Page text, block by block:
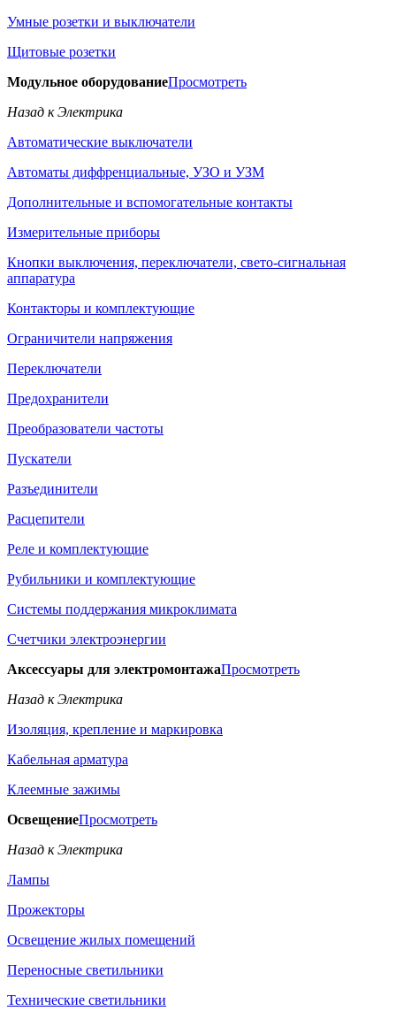
Умные розетки и выключатели
Щитовые розетки
Модульное оборудованиеПросмотреть
Назад к Электрика
Автоматические выключатели
Автоматы диффренциальные, УЗО и УЗМ
Дополнительные и вспомогательные контакты
Измерительные приборы
Кнопки выключения, переключатели, свето-сигнальная
аппаратура
Контакторы и комплектующие
Ограничители напряжения
Переключатели
Предохранители
Преобразователи частоты
Пускатели
Разъединители
Расцепители
Реле и комплектующие
Рубильники и комплектующие
Системы поддержания микроклимата
Счетчики электроэнергии
Аксессуары для электромонтажаПросмотреть
Назад к Электрика
Изоляция, крепление и маркировка
Кабельная арматура
Клеемные зажимы
ОсвещениеПросмотреть
Назад к Электрика
Лампы
Прожекторы
Освещение жилых помещений
Переносные светильники
Технические светильники